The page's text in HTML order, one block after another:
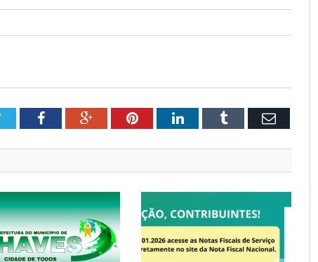
TwitterFacebookGoogle+PinterestLinkedInTumblr Email